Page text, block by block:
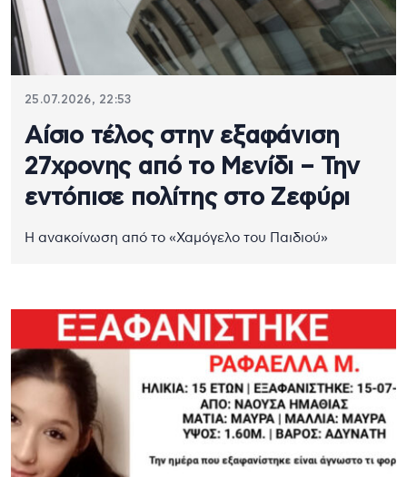
25.07.2026, 22:53
Αίσιο τέλος στην εξαφάνιση
27χρονης από το Μενίδι – Την
εντόπισε πολίτης στο Ζεφύρι
Η ανακοίνωση από το «Χαμόγελο του Παιδιού»